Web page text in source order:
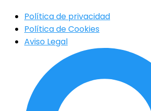
Política de privacidad
Política de Cookies
Aviso Legal